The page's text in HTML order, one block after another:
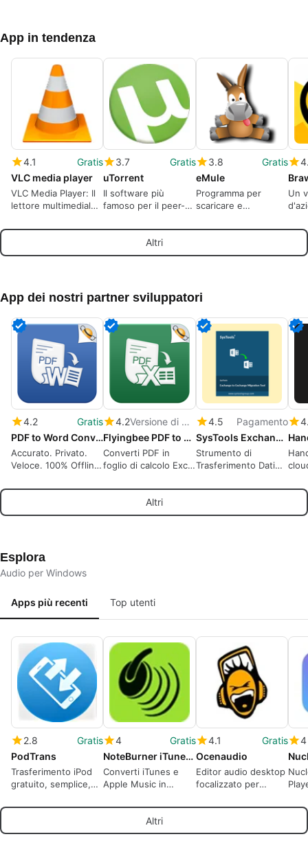
App in tendenza
4.1
Gratis
VLC media player
VLC Media Player: Il
lettore multimediale
definitivo.
3.7
Gratis
uTorrent
Il software più
famoso per il peer-
3.8
Gratis
eMule
Programma per
scaricare e
ogni genere
Un
tuoi
Altri
App dei nostri partner sviluppatori
4.2
Gratis
PDF to Word Converter
Accurato. Privato.
Veloce. 100% Offline.
4.2
Versione di prova
Flyingbee PDF to Excel Converter
Converti PDF in
foglio di calcolo Excel
Offline, recupero dati
sicuro per la privacy
4.5
Pagamento
SysTools Exchange to Exchange Migration Tool
Strumento di
Trasferimento Dati
Exchange: Dare
Filtrare gli Elementi e
Altri
Esplora
Audio per Windows
Apps più recenti Top utenti
2.8
Gratis
PodTrans
Trasferimento iPod
gratuito, semplice,
4
Gratis
NoteBurner iTunes DRM Audio Converter
Converti iTunes e
Apple Music in
su Windows
4.1
Gratis
Ocenaudio
Editor audio desktop
focalizzato per
analisi spettrale
4
Altri